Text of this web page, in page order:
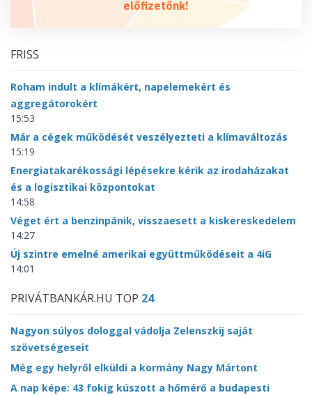
előfizetőnk!
FRISS
Roham indult a klímákért, napelemekért és
aggregátorokért
15:53
Már a cégek működését veszélyezteti a klímaváltozás
15:19
Energiatakarékossági lépésekre kérik az irodaházakat
és a logisztikai központokat
14:58
Véget ért a benzinpánik, visszaesett a kiskereskedelem
14:27
Új szintre emelné amerikai együttműködéseit a 4iG
14:01
PRIVÁTBANKÁR.HU TOP 24
Nagyon súlyos dologgal vádolja Zelenszkij saját
szövetségeseit
Még egy helyről elküldi a kormány Nagy Mártont
A nap képe: 43 fokig kúszott a hőmérő a budapesti